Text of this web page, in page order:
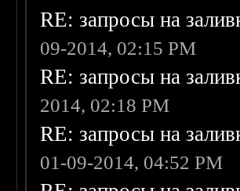
RE: запросы на
09-2014, 02:15 PM
RE: запросы на
2014, 02:18 PM
RE: запросы на
01-09-2014, 04:52 PM